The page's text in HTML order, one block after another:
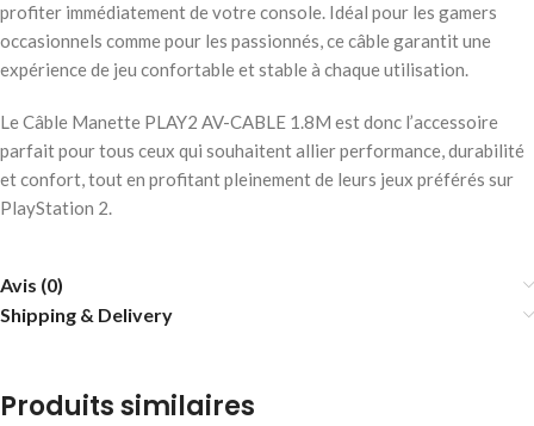
profiter immédiatement de votre console. Idéal pour les gamers
occasionnels comme pour les passionnés, ce câble garantit une
expérience de jeu confortable et stable à chaque utilisation.
Le Câble Manette PLAY2 AV-CABLE 1.8M est donc l’accessoire
parfait pour tous ceux qui souhaitent allier performance, durabilité
et confort, tout en profitant pleinement de leurs jeux préférés sur
PlayStation 2.
Avis (0)
Shipping & Delivery
Produits similaires